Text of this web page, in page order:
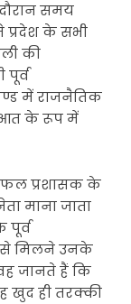
समय
प्रदेश के सभी
की
पूर्व
में राजनैतिक
के रूप में
प्रशासक के
माना जाता
पूर्व
से मिलने उनके
जानते हैं कि
खुद ही तरक्की